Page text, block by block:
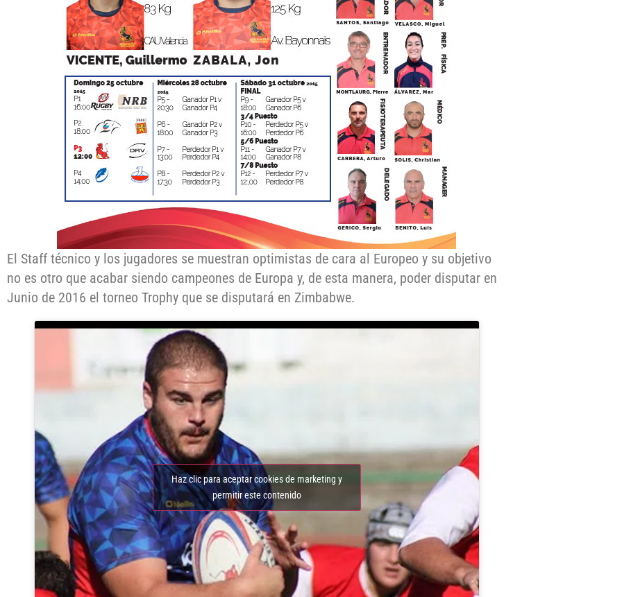
El Staff técnico y los jugadores se muestran optimistas de cara al Europeo y su objetivo
no es otro que acabar siendo campeones de Europa y, de esta manera, poder disputar en
Junio de 2016 el torneo Trophy que se disputará en Zimbabwe.
Haz clic para aceptar cookies de marketing y
permitir este contenido